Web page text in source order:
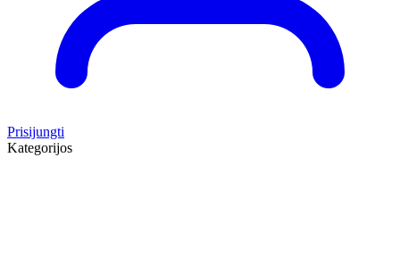
Prisijungti
Kategorijos